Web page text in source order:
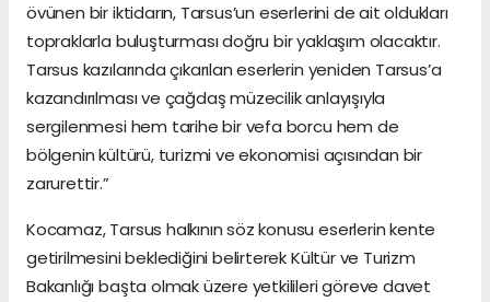
övünen bir iktidarın, Tarsus’un eserlerini de ait oldukları
topraklarla buluşturması doğru bir yaklaşım olacaktır.
Tarsus kazılarında çıkarılan eserlerin yeniden Tarsus’a
kazandırılması ve çağdaş müzecilik anlayışıyla
sergilenmesi hem tarihe bir vefa borcu hem de
bölgenin kültürü, turizmi ve ekonomisi açısından bir
zarurettir.”
Kocamaz, Tarsus halkının söz konusu eserlerin kente
getirilmesini beklediğini belirterek Kültür ve Turizm
Bakanlığı başta olmak üzere yetkilileri göreve davet